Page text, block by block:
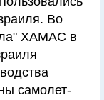
Во
ХАМАС в
самолет-